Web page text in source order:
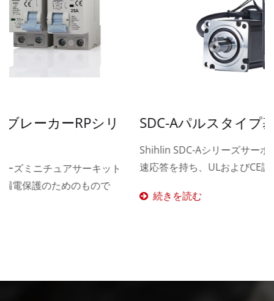
SDC-Aパルスタイプ基本サーボ
Shihlin SDC-Aシリーズサーボドライブは、最大2kHzの高
速応答を持ち、ULおよびCE認証に準拠しています。